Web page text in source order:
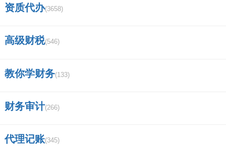
央企包括哪些企业？
苹果电脑 MacBook Pro 可以下载炒股软
信息隔离墙具有哪些功能？
中信证券手机app怎样用账户登录？
资质代办(3658)
高级财税(546)
教你学财务(133)
财务审计(266)
代理记账(345)